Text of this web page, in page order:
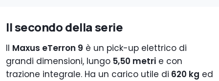
Il secondo della serie
Il Maxus eTerron 9 è un pick-up elettrico di
grandi dimensioni, lungo 5,50 metri e con
trazione integrale. Ha un carico utile di 620 kg ed